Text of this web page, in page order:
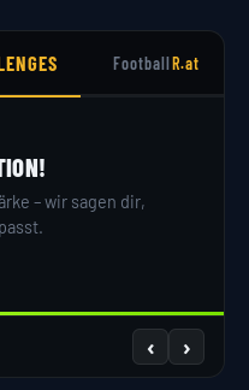
FootballR.at
– wir sagen dir,
‹ ›